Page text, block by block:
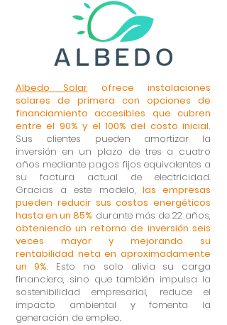
Albedo Solar ofrece instalaciones
solares de primera con opciones de
financiamiento accesibles que cubren
entre el 90% y el 100% del costo inicial.
Sus clientes pueden amortizar la
inversión en un plazo de tres a cuatro
años mediante pagos fijos equivalentes a
su factura actual de electricidad.
Gracias a este modelo, las empresas
pueden reducir sus costos energéticos
hasta en un 85% durante más de 22 años,
obteniendo un retorno de inversión seis
veces mayor y mejorando su
rentabilidad neta en aproximadamente
un 9%. Esto no solo alivia su carga
financiera, sino que también impulsa la
sostenibilidad empresarial, reduce el
impacto ambiental y fomenta la
generación de empleo.